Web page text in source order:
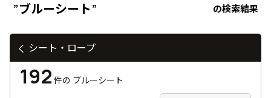
”ブルーシート” の検索結果
シート・ロープ
192 件の ブルーシート